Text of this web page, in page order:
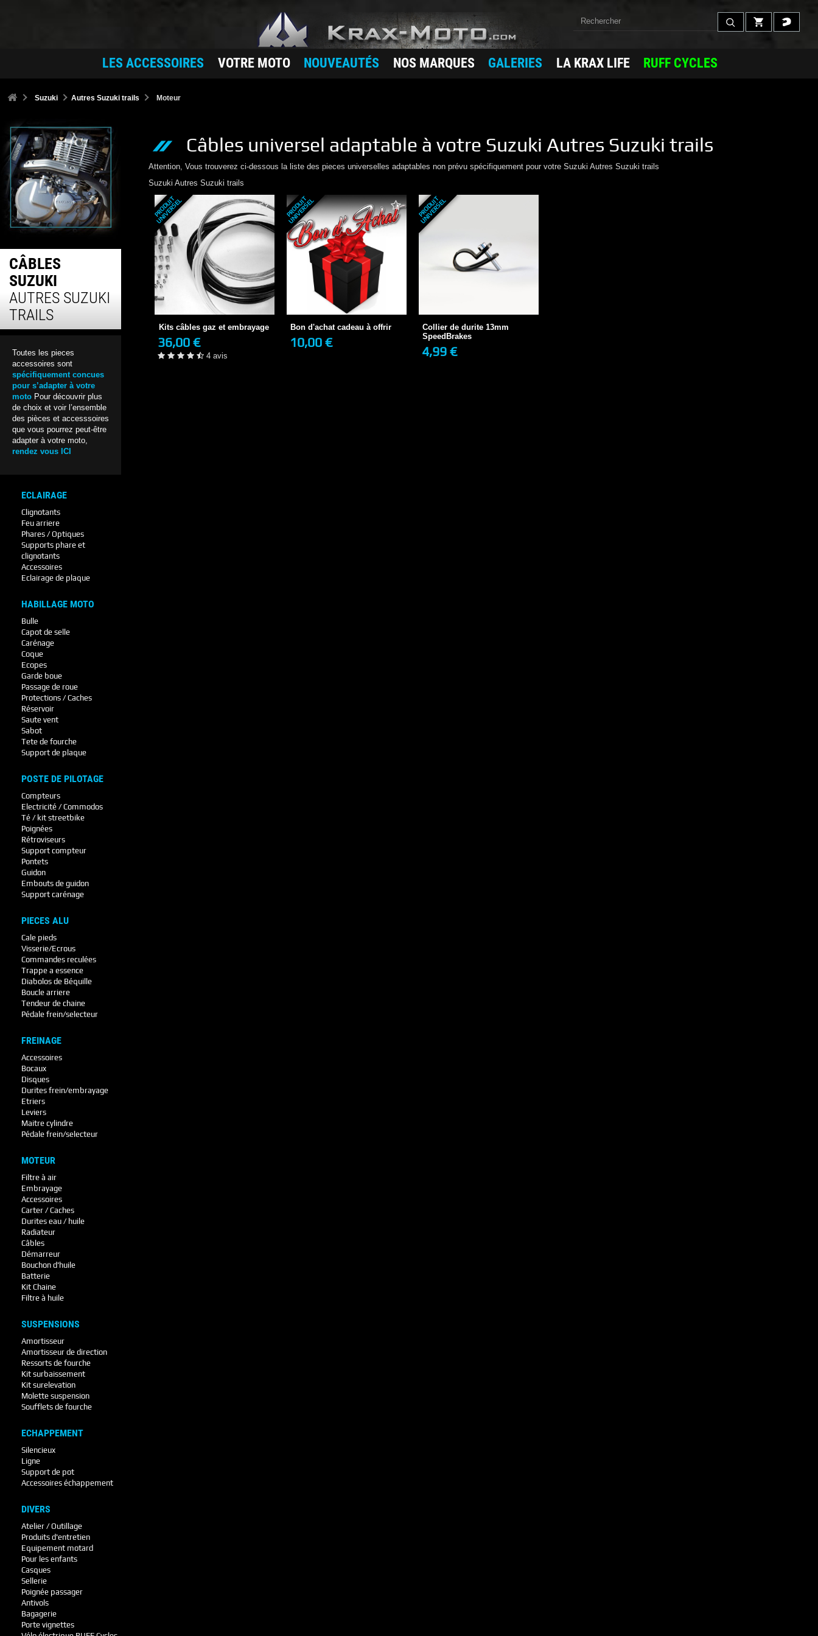
LES ACCESSOIRES VOTRE MOTO NOUVEAUTÉS NOS MARQUES GALERIES LA KRAX LIFE RUFF CYCLES
Suzuki Autres Suzuki trails Moteur
CÂBLES
SUZUKI
AUTRES SUZUKI
TRAILS
Toutes les pieces
accessoires sont
spécifiquement concues
pour s’adapter à votre
moto Pour découvrir plus
de choix et voir l’ensemble
des pièces et accesssoires
que vous pourrez peut-être
adapter à votre moto,
rendez vous ICI
ECLAIRAGE
Clignotants
Feu arriere
Phares / Optiques
Supports phare et
clignotants
Accessoires
Eclairage de plaque
HABILLAGE MOTO
Bulle
Capot de selle
Carénage
Coque
Ecopes
Garde boue
Passage de roue
Protections / Caches
Réservoir
Saute vent
Sabot
Tete de fourche
Support de plaque
POSTE DE PILOTAGE
Compteurs
Electricité / Commodos
Té / kit streetbike
Poignées
Rétroviseurs
Support compteur
Pontets
Guidon
Embouts de guidon
Support carénage
PIECES ALU
Cale pieds
Visserie/Ecrous
Commandes reculées
Trappe a essence
Diabolos de Béquille
Boucle arriere
Tendeur de chaine
Pédale frein/selecteur
FREINAGE
Accessoires
Bocaux
Disques
Durites frein/embrayage
Etriers
Leviers
Maitre cylindre
Pédale frein/selecteur
MOTEUR
Filtre à air
Embrayage
Accessoires
Carter / Caches
Durites eau / huile
Radiateur
Câbles
Démarreur
Bouchon d'huile
Batterie
Kit Chaine
Filtre à huile
SUSPENSIONS
Amortisseur
Amortisseur de direction
Ressorts de fourche
Kit surbaissement
Kit surelevation
Molette suspension
Soufflets de fourche
ECHAPPEMENT
Silencieux
Ligne
Support de pot
Accessoires échappement
DIVERS
Atelier / Outillage
Produits d'entretien
Equipement motard
Pour les enfants
Casques
Sellerie
Poignée passager
Antivols
Bagagerie
Porte vignettes
Câbles universel adaptable à votre Suzuki Autres Suzuki trails
Attention, Vous trouverez ci-dessous la liste des pieces universelles adaptables non prévu spécifiquement pour votre Suzuki Autres Suzuki trails
Suzuki Autres Suzuki trails
P
R
O
D
U
I
T
U
N
I
V
E
R
S
E
L
Kits câbles gaz et embrayage
36,00 €
Kits câbles gaz et embrayage
36,00 € EN STOCK
4 avis
+ DE DÉTAILS
4 avis
P
R
O
D
U
I
T
U
N
I
V
E
R
S
E
L
Bon d'achat cadeau à offrir
10,00 €
Bon d'achat cadeau à offrir
10,00 € EN STOCK
P
R
O
D
U
I
T
U
N
I
V
E
R
S
E
L
Collier de durite 13mm
SpeedBrakes
4,99 €
4,99 €